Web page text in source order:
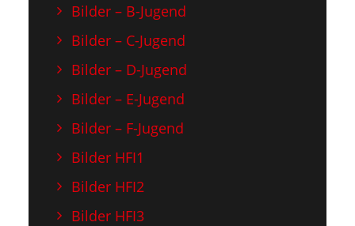
Bilder – B-Jugend
Bilder – C-Jugend
Bilder – D-Jugend
Bilder – E-Jugend
Bilder – F-Jugend
Bilder HFI1
Bilder HFI2
Bilder HFI3